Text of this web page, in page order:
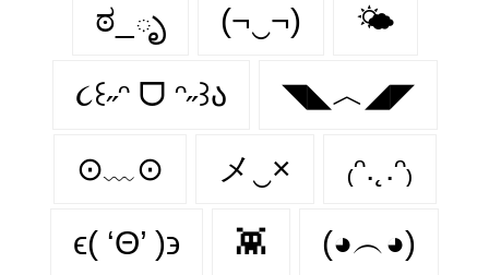
ಠ_ృ (¬‿¬) 🌤️
૮꒰˶ᵔ ᗜ ᵔ˶꒱ა ◥◣︿◢◤
⊙﹏⊙ メ‿× ₍ᵔ.˛.ᵔ₎
ϵ( ‘Θ’ )϶ 👾 (◕︵◕)